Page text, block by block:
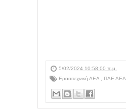
5/02/2024 10:58:00 π.μ.
Ερασιτεχνική ΑΕΛ
ΠΑΕ ΑΕΛ